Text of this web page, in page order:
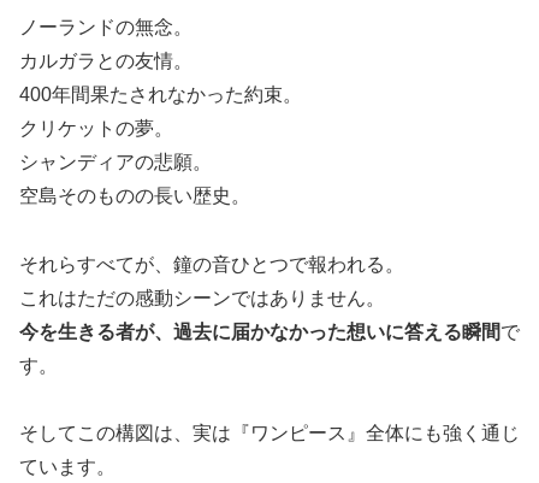
ノーランドの無念。
カルガラとの友情。
400年間果たされなかった約束。
クリケットの夢。
シャンディアの悲願。
空島そのものの長い歴史。
それらすべてが、鐘の音ひとつで報われる。
これはただの感動シーンではありません。
今を生きる者が、過去に届かなかった想いに答える瞬間で
す。
そしてこの構図は、実は『ワンピース』全体にも強く通じ
ています。